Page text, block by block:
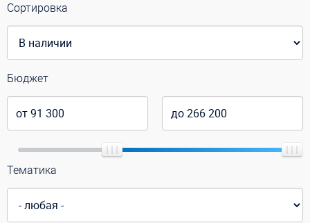
Сортировка
Бюджет
Тематика